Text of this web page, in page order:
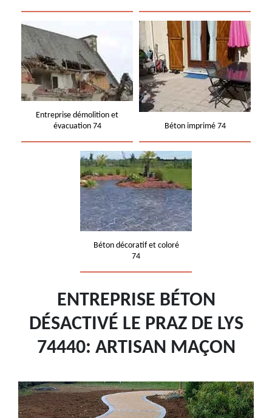
Entreprise démolition et
évacuation 74
Béton imprimé 74
Béton décoratif et coloré
74
ENTREPRISE BÉTON
DÉSACTIVÉ LE PRAZ DE LYS
74440: ARTISAN MAÇON